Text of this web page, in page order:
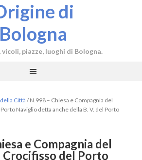
di
Bologna
piazze, luoghi di Bologna.
Città/N.998 – Chiesa e Compagnia del
Naviglio detta anche della B. V. del Porto
e Compagnia del
Crocifisso del Porto